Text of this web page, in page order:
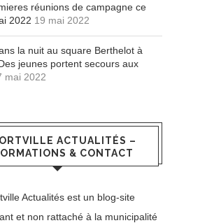
réunions de campagne ce
2022 19 mai 2022
la nuit au square Berthelot à
jeunes portent secours aux
mai 2022
ACTUALITÉS –
& CONTACT
Actualités est un blog-site
et non rattaché à la municipalité